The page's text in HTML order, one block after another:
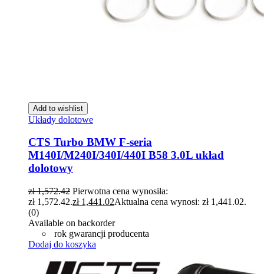
Add to wishlist
Układy dolotowe
CTS Turbo BMW F-seria
M140I/M240I/340I/440I B58 3.0L układ
dolotowy
zł1,572.42 Pierwotna cena wynosiła:
zł 1,572.42.zł1,441.02Aktualna cena wynosi: zł 1,441.02.
(0)
Available on backorder
rok gwarancji producenta
Dodaj do koszyka